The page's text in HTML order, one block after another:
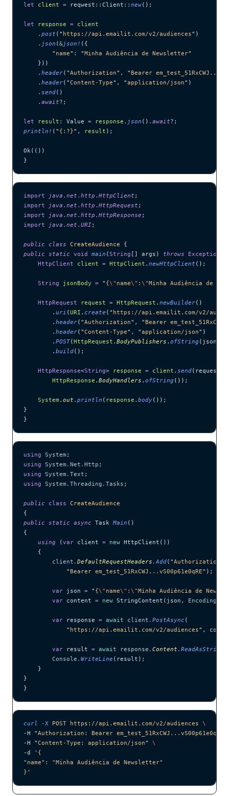
let client = reqwest :: Client :: new();
let response = client
    .
post ( " https://api.emailit.com/v2/audiences" )
    .
json (&json! ({
        "
name" : "Minha Audiência de Newsletter"
    }))
    .
header( "Authorization" , "Bearer
    .
header( "Content-Type" , "application/json" )
    .
send()
    .
await? ;
let result : Value = response . json () . await? ;
println! ( " {:?}" , result );
Ok(())
}
import java . net . http . HttpClient ;
import java . net . http . HttpRequest ;
import java . net . http . HttpResponse ;
import java . net . URI;
public class CreateAudience {
public static void main (String [] args ) throws Exception
    HttpClient
client = HttpClient . newHttpClient () ;
    String
jsonBody = " {\" name\" : \"Minha Audiência de
    HttpRequest
request = HttpRequest . newBuilder()
        .
uri (URI . create ( " https://api.emailit.com/v2/
        .
header( "Authorization" , "Bearer
        .
header( "Content-Type" , "application/json" )
        .
POST(HttpRequest . BodyPublishers . ofString (
        .
build() ;
    HttpResponse
<String> response = client . send( request,
        HttpResponse
. BodyHandlers . ofString ()) ;
    System
. out . println ( response . body()) ;
}
}
using System ;
using System . Net . Http ;
using System . Text ;
using System . Threading . Tasks ;
public class CreateAudience
{
public static async Task Main ()
{
    using
(var client = new HttpClient())
    {
        client
. DefaultRequestHeaders . Add( "Authorization
            "
Bearer em_test_51RxCWJ...vS00p61e0qRE" );
        var
json = " {\" name\" : \"Minha Audiência de
        var
content = new StringContent(json, Encoding
        var
response = await client . PostAsync (
            "
https://api.emailit.com/v2/audiences" ,
        var
result = await response . Content .
        Console
. WriteLine (result);
    }
}
}
curl -X POST https://api.emailit.com/v2/audiences \
-H "Authorization: Bearer em_test_51RxCWJ...vS00p61e0qRE
-H "Content-Type: application/json"
\
-d
' {
"name": "Minha Audiência de Newsletter"
} '